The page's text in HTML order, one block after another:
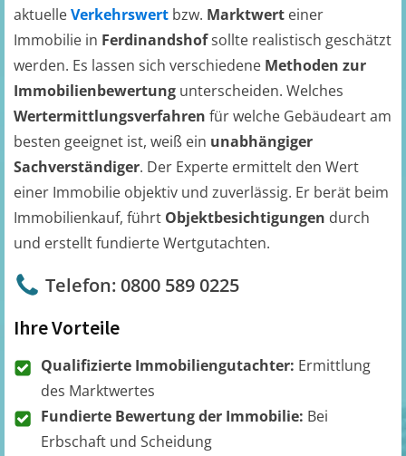
aktuelleVerkehrswert bzw. Marktwert einer
Immobilie in Ferdinandshofsollte realistisch geschätzt
werden. Es lassen sich verschiedene Methoden zur
Immobilienbewertung unterscheiden. Welches
Wertermittlungsverfahren für welche Gebäudeart am
besten geeignet ist, weiß ein unabhängiger
Sachverständiger. Der Experte ermittelt den Wert
einer Immobilie objektiv und zuverlässig. Er berät beim
Immobilienkauf, führt Objektbesichtigungen durch
und erstellt fundierte Wertgutachten.
Telefon: 0800 589 0225
Ihre Vorteile
Qualifizierte Immobiliengutachter: Ermittlung
des Marktwertes
Fundierte Bewertung der Immobilie: Bei
Erbschaft und Scheidung